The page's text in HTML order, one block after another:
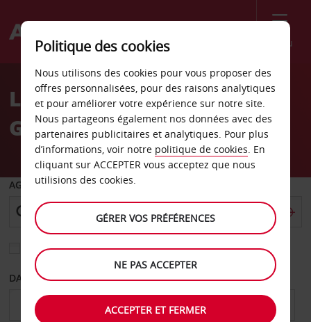
Menu
Welcome
AvisLocation de voiture
Guimarães
AGENCE DE DÉPART
Sélectionnez une autre agence de retour
DATE DE DÉPART DATE DE RETOUR
Politique des cookies
Nous utilisons des cookies pour vous proposer des
offres personnalisées, pour des raisons analytiques
et pour améliorer votre expérience sur notre site.
Nous partageons également nos données avec des
partenaires publicitaires et analytiques. Pour plus
d’informations, voir notre politique de cookies. En
cliquant sur ACCEPTER vous acceptez que nous
utilisions des cookies.
GÉRER VOS PRÉFÉRENCES
NE PAS ACCEPTER
ACCEPTER ET FERMER